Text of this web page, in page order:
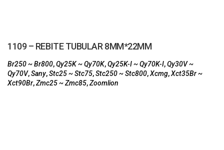
1109 – REBITE TUBULAR 8MM*22MM
Br250 ~ Br800,Qy25K ~ Qy70K,Qy25K-I ~ Qy70K-I,Qy30V ~
Qy70V,Sany,Stc25 ~ Stc75,Stc250 ~ Stc800,Xcmg,Xct35Br ~
Xct90Br,Zmc25 ~ Zmc85,Zoomlion